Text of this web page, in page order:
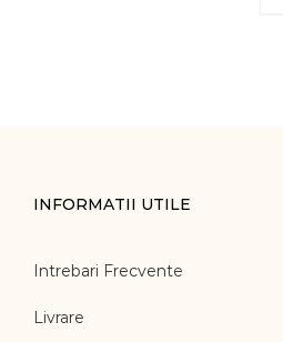
INFORMATII UTILE
Intrebari Frecvente
Livrare